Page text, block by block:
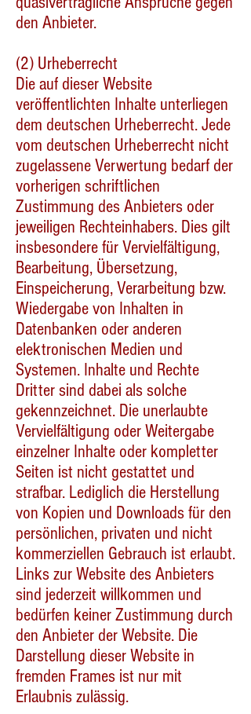
den Anbieter.
(2) Urheberrecht
Die auf dieser Website
veröffentlichten Inhalte unterliegen
dem deutschen Urheberrecht. Jede
vom deutschen Urheberrecht nicht
zugelassene Verwertung bedarf der
vorherigen schriftlichen
Zustimmung des Anbieters oder
jeweiligen Rechteinhabers. Dies gilt
insbesondere für Vervielfältigung,
Bearbeitung, Übersetzung,
Einspeicherung, Verarbeitung bzw.
Wiedergabe von Inhalten in
Datenbanken oder anderen
elektronischen Medien und
Systemen. Inhalte und Rechte
Dritter sind dabei als solche
gekennzeichnet. Die unerlaubte
Vervielfältigung oder Weitergabe
einzelner Inhalte oder kompletter
Seiten ist nicht gestattet und
strafbar. Lediglich die Herstellung
von Kopien und Downloads für den
persönlichen, privaten und nicht
kommerziellen Gebrauch ist erlaubt.
Links zur Website des Anbieters
sind jederzeit willkommen und
bedürfen keiner Zustimmung durch
den Anbieter der Website. Die
Darstellung dieser Website in
fremden Frames ist nur mit
Erlaubnis zulässig.